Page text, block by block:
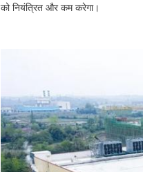
को नियंत्रित और कम करेगा।